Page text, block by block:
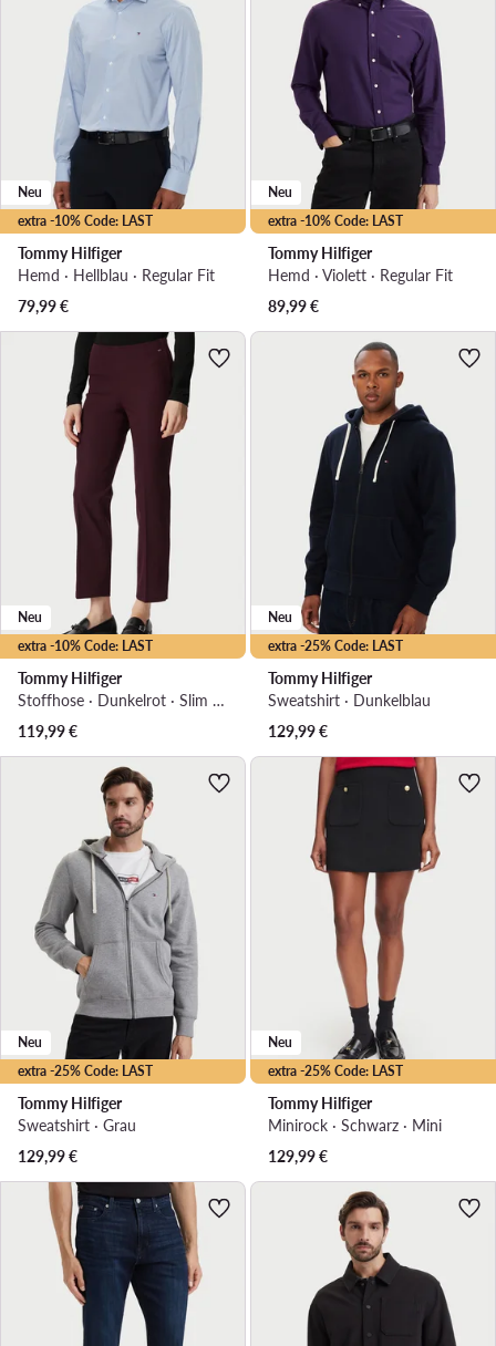
extra -10% Code: LAST
Neu
Tommy Hilfiger
Hemd · Hellblau · Regular Fit
79,99€
extra -10% Code: LAST
Neu
Tommy Hilfiger
Hemd · Violett · Regular Fit
89,99€
extra -10% Code: LAST
Neu
Tommy Hilfiger
Stoffhose · Dunkelrot · Slim Fit
119,99€
extra -25% Code: LAST
Neu
Tommy Hilfiger
Sweatshirt · Dunkelblau
129,99€
extra -25% Code: LAST
Neu
Tommy Hilfiger
Sweatshirt · Grau
129,99€
extra -25% Code: LAST
Neu
Tommy Hilfiger
Minirock · Schwarz · Mini
129,99€